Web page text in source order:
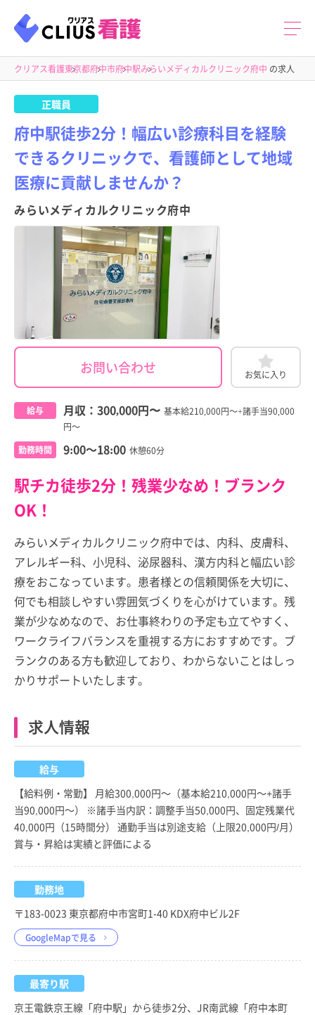
クリアス看護東京都府中市府中駅みらいメディカルクリニック府中 の求人
正職員
府中駅徒歩2分！幅広い診療科目を経験
できるクリニックで、看護師として地域
医療に貢献しませんか？
みらいメディカルクリニック府中
お問い合わせ お気に入り
給与 月収： 300,000円〜 基本給210,000円～+諸手当90,000
円～
勤務時間
9:00～18:00 休憩60分
駅チカ徒歩2分！残業少なめ！ブランク
OK！
みらいメディカルクリニック府中では、内科、皮膚科、
アレルギー科、小児科、泌尿器科、漢方内科と幅広い診
療をおこなっています。患者様との信頼関係を大切に、
何でも相談しやすい雰囲気づくりを心がけています。残
業が少なめなので、お仕事終わりの予定も立てやすく、
ワークライフバランスを重視する方におすすめです。ブ
ランクのある方も歓迎しており、わからないことはしっ
かりサポートいたします。
求人情報
給与
【給料例・常勤】 月給300,000円～（基本給210,000円～+諸手
当90,000円～） ※諸手当内訳：調整手当50,000円、固定残業代
40,000円（15時間分） 通勤手当は別途支給（上限20,000円/月）
賞与・昇給は実績と評価による
勤務地
〒183-0023 東京都府中市宮町1-40 KDX府中ビル2F
GoogleMapで見る
最寄り駅
京王電鉄京王線「府中駅」から徒歩2分、JR南武線「府中本町